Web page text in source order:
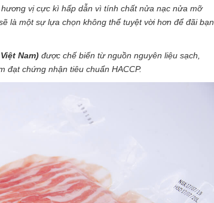
vị cực kì hấp dẫn vì tính chất nửa nạc nửa mỡ
là một sự lựa chọn không thể tuyệt vời hơn để đãi bạn
Nam) được chế biến từ nguồn nguyên liệu sạch,
đạt chứng nhận tiêu chuẩn HACCP.